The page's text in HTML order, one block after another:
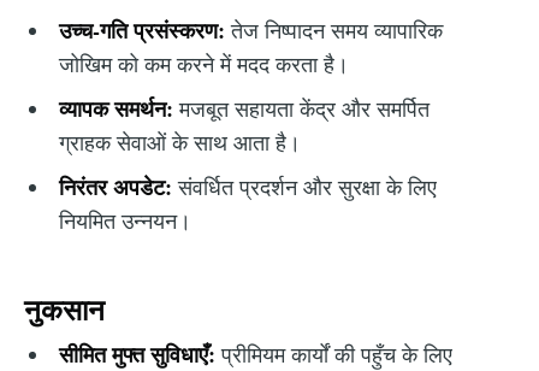
उच्च-गति प्रसंस्करण: तेज निष्पादन समय व्यापारिक
जोखिम को कम करने में मदद करता है।
व्यापक समर्थन: मजबूत सहायता केंद्र और समर्पित
ग्राहक सेवाओं के साथ आता है।
निरंतर अपडेट: संवर्धित प्रदर्शन और सुरक्षा के लिए
नियमित उन्नयन।
नुकसान
सीमित मुफ्त सुविधाएँ: प्रीमियम कार्यों की पहुँच के लिए